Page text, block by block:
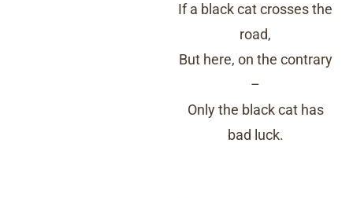
If a black cat crosses the
road,
But here, on the contrary
–
Only the black cat has
bad luck.